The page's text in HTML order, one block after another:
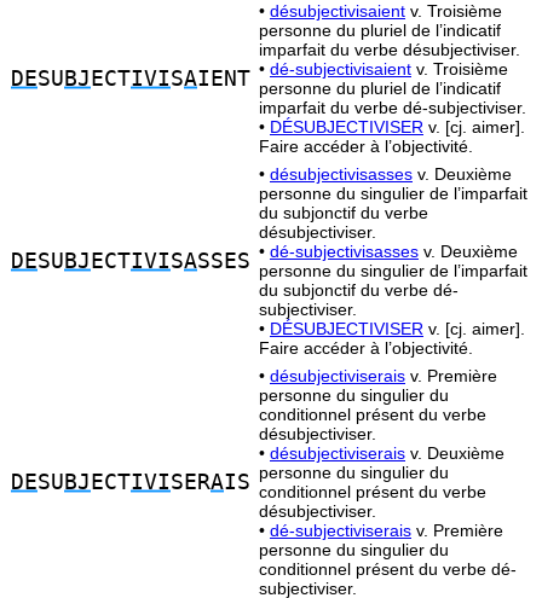
DESU BJ ECTIVISAIENT
• désubjectivisaient v. Troisième
personne du pluriel de l’indicatif
imparfait du verbe désubjectiviser.
• dé-subjectivisaient v. Troisième
personne du pluriel de l’indicatif
imparfait du verbe dé-subjectiviser.
• DÉSUBJECTIVISER v. [cj. aimer].
Faire accéder à l’objectivité.
DESU BJ ECTIVISASSES
• désubjectivisasses v. Deuxième
personne du singulier de l’imparfait
du subjonctif du verbe
désubjectiviser.
• dé-subjectivisasses v. Deuxième
personne du singulier de l’imparfait
du subjonctif du verbe dé-
subjectiviser.
• DÉSUBJECTIVISER v. [cj. aimer].
Faire accéder à l’objectivité.
DESU BJ ECTIVISERAIS
• désubjectiviserais v. Première
personne du singulier du
conditionnel présent du verbe
désubjectiviser.
• désubjectiviserais v. Deuxième
personne du singulier du
conditionnel présent du verbe
désubjectiviser.
• dé-subjectiviserais v. Première
personne du singulier du
conditionnel présent du verbe dé-
subjectiviser.